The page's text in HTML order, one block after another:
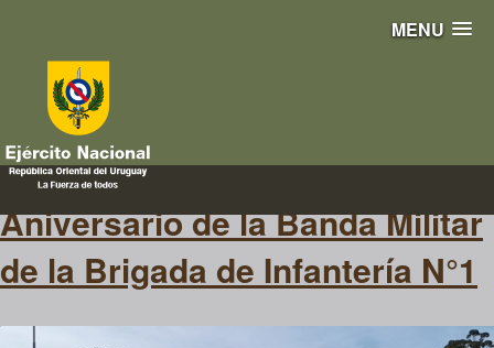
MENU
Banda Militar
Aniversario de la Banda Militar
de la Brigada de Infantería N°1